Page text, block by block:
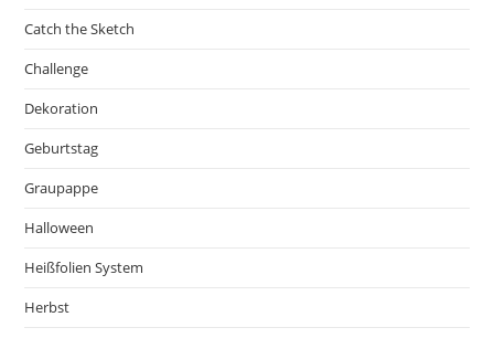
Catch the Sketch
Challenge
Dekoration
Geburtstag
Graupappe
Halloween
Heißfolien System
Herbst